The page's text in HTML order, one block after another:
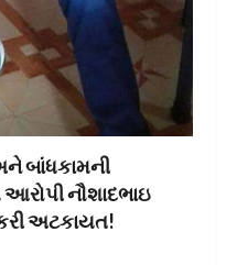
બાંધકામની
નૌશાદભાઇ
અટકાયત!